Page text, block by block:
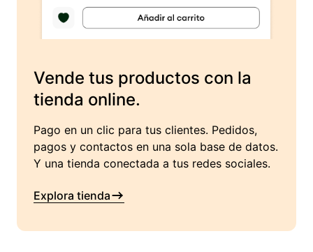
Vende tus productos con la
tienda online.
Pago en un clic para tus clientes. Pedidos,
pagos y contactos en una sola base de datos.
Y una tienda conectada a tus redes sociales.
Explora tienda